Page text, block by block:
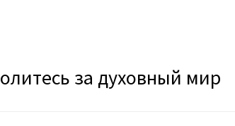
за духовный мир